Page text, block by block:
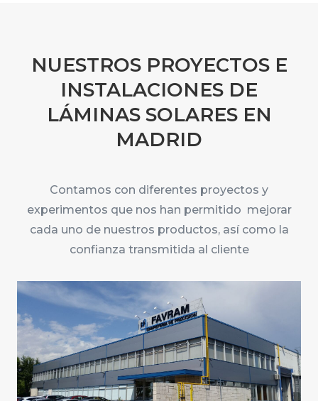
NUESTROS PROYECTOS E
INSTALACIONES DE
LÁMINAS SOLARES EN
MADRID
Contamos con diferentes proyectos y
experimentos que nos han permitido mejorar
cada uno de nuestros productos, así como la
confianza transmitida al cliente